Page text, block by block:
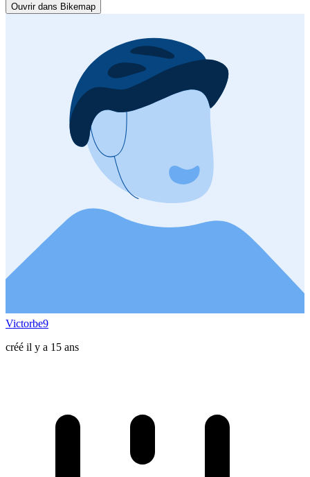
Ouvrir dans Bikemap
Victorbe9
créé il y a 15 ans